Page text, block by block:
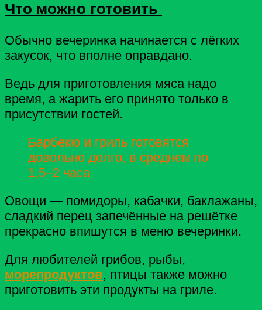
Что можно готовить
Обычно вечеринка начинается с лёгких
закусок, что вполне оправдано.
Ведь для приготовления мяса надо
время, а жарить его принято только в
присутствии гостей.
Барбекю и гриль готовятся
довольно долго, в среднем по
1,5–2 часа
Овощи — помидоры, кабачки, баклажаны,
сладкий перец запечённые на решётке
прекрасно впишутся в меню вечеринки.
Для любителей грибов, рыбы,
морепродуктов, птицы также можно
приготовить эти продукты на гриле.